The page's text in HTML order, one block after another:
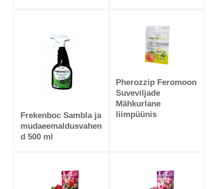
Frekenboc Sambla ja
mudaeemaldusvahen
d 500 ml
Pherozzip Feromoon
Suveviljade
Mähkurlane
liimpüünis